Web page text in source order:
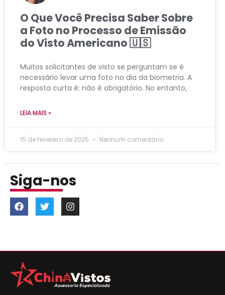
O Que Você Precisa Saber Sobre
a Foto no Processo de Emissão
do Visto Americano 🇺🇸
Muitos solicitantes de visto se perguntam se é
necessário levar uma foto no dia da biometria. A
resposta curta é: não é obrigatório. No entanto,
LEIA MAIS »
15 de fevereiro de 2025 Nenhum comentário
Siga-nos